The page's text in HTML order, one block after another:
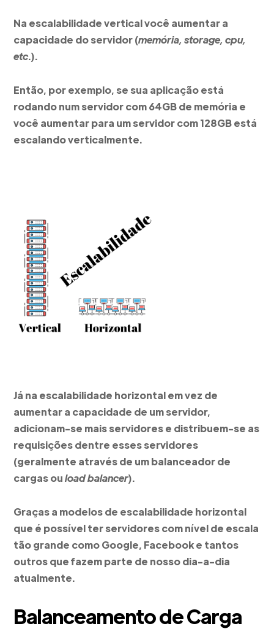
Na escalabilidade vertical você aumentar a
capacidade do servidor (memória, storage, cpu,
etc.).
Então, por exemplo, se sua aplicação está
rodando num servidor com 64GB de memória e
você aumentar para um servidor com 128GB está
escalando verticalmente.
Já na escalabilidade horizontal em vez de
aumentar a capacidade de um servidor,
adicionam-se mais servidores e distribuem-se as
requisições dentre esses servidores
(geralmente através de um balanceador de
cargas ouload balancer).
Graças a modelos de escalabilidade horizontal
que é possível ter servidores com nível de escala
tão grande como Google, Facebook e tantos
outros que fazem parte de nosso dia-a-dia
atualmente.
Balanceamento de Carga